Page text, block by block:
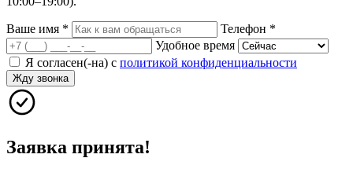
Ваше имя * Телефон *
Удобное время
Я согласен(-на) с политикой конфиденциальности
Жду звонка
Заявка принята!